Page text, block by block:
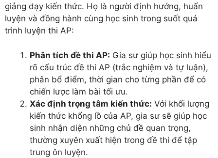
giảng dạy kiến thức. Họ là người định hướng, huấn
luyện và đồng hành cùng học sinh trong suốt quá
trình luyện thi AP:
Phân tích đề thi AP: Gia sư giúp học sinh hiểu
rõ cấu trúc đề thi AP (trắc nghiệm và tự luận),
phân bổ điểm, thời gian cho từng phần để có
chiến lược làm bài tối ưu.
Xác định trọng tâm kiến thức: Với khối lượng
kiến thức khổng lồ của AP, gia sư sẽ giúp học
sinh nhận diện những chủ đề quan trọng,
thường xuyên xuất hiện trong đề thi để tập
trung ôn luyện.